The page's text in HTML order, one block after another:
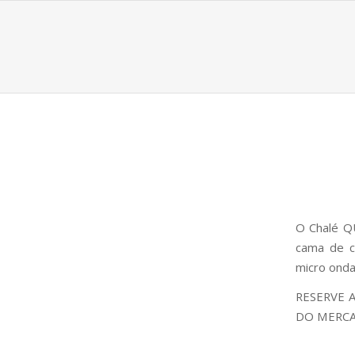
O Chalé
cama de
micro
RESERVE
DO